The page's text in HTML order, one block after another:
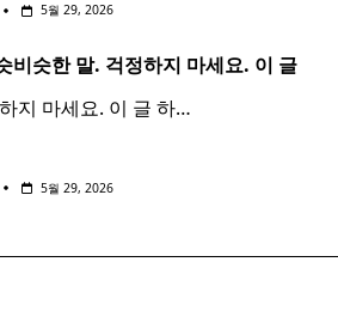
5월 29, 2026
비슷한 말. 걱정하지 마세요. 이 글
지 마세요. 이 글 하…
5월 29, 2026